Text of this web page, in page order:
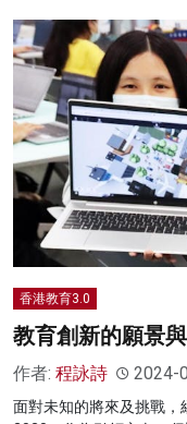
香港教育3.0
教育創新的願景
作者: 程詠詩 2024-
面對未知的將來及挑戰，